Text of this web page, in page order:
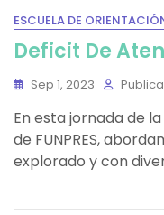
ESCUELA DE
Deficit De
Sep 1, 2023
En esta jornada de
de FUNPRES,
explorado y con